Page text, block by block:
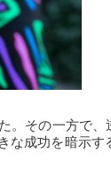
。その一方で
な成功を暗示